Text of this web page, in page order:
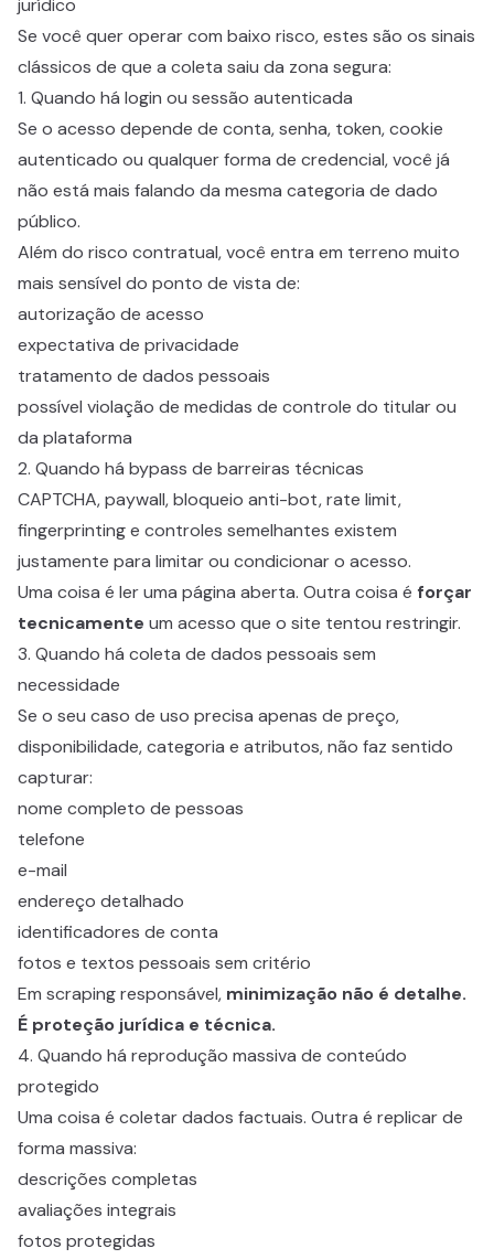
jurídico
Se você quer operar com baixo risco, estes são os sinais
clássicos de que a coleta saiu da zona segura:
1. Quando há login ou sessão autenticada
Se o acesso depende de conta, senha, token, cookie
autenticado ou qualquer forma de credencial, você já
não está mais falando da mesma categoria de dado
público.
Além do risco contratual, você entra em terreno muito
mais sensível do ponto de vista de:
autorização de acesso
expectativa de privacidade
tratamento de dados pessoais
possível violação de medidas de controle do titular ou
da plataforma
2. Quando há bypass de barreiras técnicas
CAPTCHA, paywall, bloqueio anti-bot, rate limit,
fingerprinting e controles semelhantes existem
justamente para limitar ou condicionar o acesso.
Uma coisa é ler uma página aberta. Outra coisa é forçar
tecnicamente um acesso que o site tentou restringir.
3. Quando há coleta de dados pessoais sem
necessidade
Se o seu caso de uso precisa apenas de preço,
disponibilidade, categoria e atributos, não faz sentido
capturar:
nome completo de pessoas
telefone
e-mail
endereço detalhado
identificadores de conta
fotos e textos pessoais sem critério
Em scraping responsável, minimização não é detalhe.
É proteção jurídica e técnica.
4. Quando há reprodução massiva de conteúdo
protegido
Uma coisa é coletar dados factuais. Outra é replicar de
forma massiva:
descrições completas
avaliações integrais
fotos protegidas